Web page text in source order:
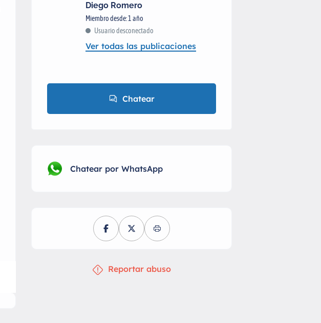
Diego Romero
Miembro desde: 1 año
Usuario desconectado
Ver todas las publicaciones
Chatear
Chatear por WhatsApp
Reportar abuso